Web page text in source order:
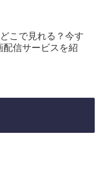
こで見れる？今す
配信サービスを紹